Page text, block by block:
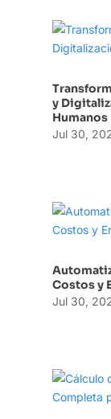
y
Humanos
Jul 30,
Costos y
Jul 30,